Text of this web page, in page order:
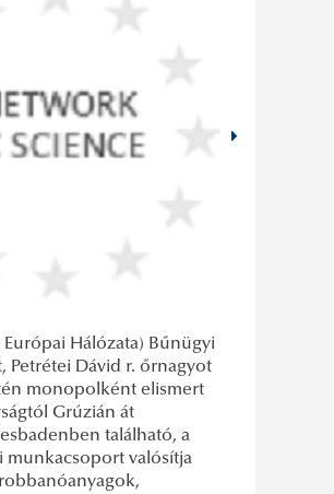
Hálózata) Bűnügyi
Petrétei Dávid r. őrnagyot
monopolként elismert
Grúzián át
található, a
munkacsoport valósítja